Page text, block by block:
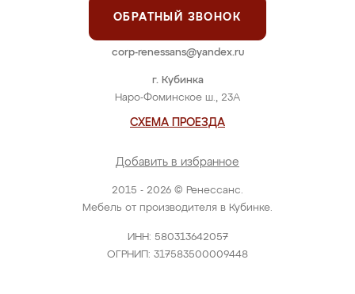
2015 - 2026 © Ренессанс.
Мебель от производителя в Кубинке.
ИНН: 580313642057
ОГРНИП: 317583500009448
г. Кубинка
Наро-Фоминское ш., 23А
СХЕМА ПРОЕЗДА
Добавить в избранное
ОБРАТНЫЙ ЗВОНОК
corp-renessans@yandex.ru